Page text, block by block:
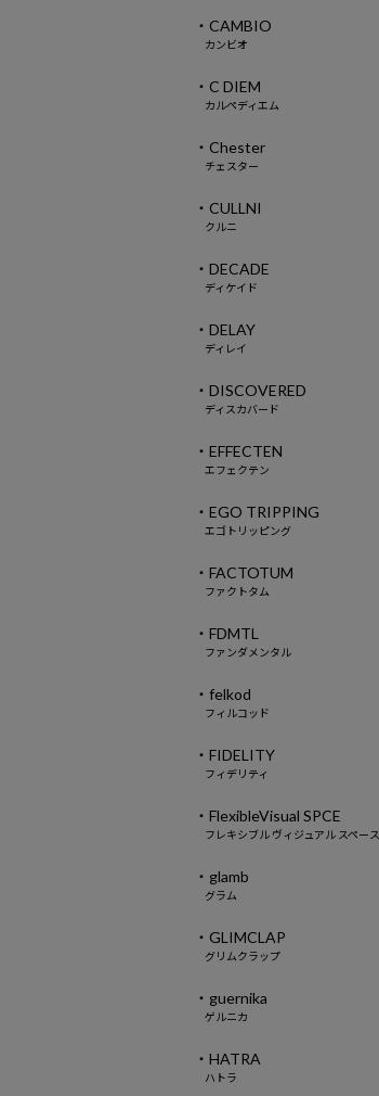
・CAMBIO
カンビオ
・C DIEM
カルペディエム
・Chester
チェスター
・CULLNI
クルニ
・DECADE
ディケイド
・DELAY
ディレイ
・DISCOVERED
ディスカバード
・EFFECTEN
エフェクテン
・EGO TRIPPING
エゴトリッピング
・FACTOTUM
ファクトタム
・FDMTL
ファンダメンタル
・felkod
フィルコッド
・FIDELITY
フィデリティ
・FlexibleVisual SPCE
フレキシブル ヴィジュアル スペース
・glamb
グラム
・GLIMCLAP
グリムクラップ
・guernika
ゲルニカ
・HATRA
ハトラ